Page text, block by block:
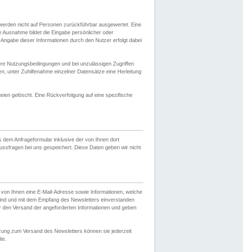
nicht auf Personen zurückführbar ausgewertet. Eine
bildet die Eingabe persönlicher oder
dieser Informationen durch den Nutzer erfolgt dabei
Nutzungsbedingungen und bei unzulässigen Zugriffen
unter Zuhilfenahme einzelner Datensätze eine Herleitung
gelöscht. Eine Rückverfolgung auf eine spezifische
Anfrageformular inklusive der von Ihnen dort
bei uns gespeichert. Diese Daten geben wir nicht
Ihnen eine E-Mail-Adresse sowie Informationen, welche
und mit dem Empfang des Newsletters einverstanden
Versand der angeforderten Informationen und geben
zum Versand des Newsletters können sie jederzeit